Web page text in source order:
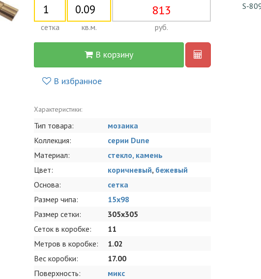
S-
сетка кв.м.
813
руб.
В корзину
В избранное
Характеристики:
Тип товара:
мозаика
Коллекция:
серии Dune
Материал:
стекло, камень
Цвет:
коричневый, бежевый
Основа:
сетка
Размер чипа:
15x98
Размер сетки:
305x305
Сеток в коробке:
11
Метров в коробке:
1.02
Вес коробки:
17.00
Поверхность:
микс